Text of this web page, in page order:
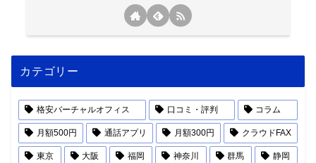
カテゴリー
格安バーチャルオフィス 口コミ・評判 コラム
月額500円 通話アプリ 月額300円 クラウドFAX
東京 大阪 福岡 神奈川 群馬 静岡